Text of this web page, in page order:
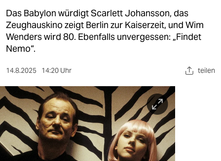
kultur
sport
berlin
nord
wahrheit
verlag
verlag
veranstaltungen
Das Babylon würdigt Scarlett Johansson, das
Zeughauskino zeigt Berlin zur Kaiserzeit, und Wim
Wenders wird 80. Ebenfalls unvergessen: „Findet
Nemo“.
14.8.2025 14:20 Uhr teilen